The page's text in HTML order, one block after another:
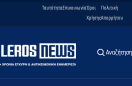
ΤαυτότηταΕπικοινωνίαΌροι
Χρήσης
Πολιτική
Απορρήτου
Αναζήτηση